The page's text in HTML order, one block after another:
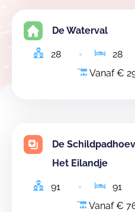
De Waterval
28 28
Vanaf €
De
Het Eilandje
91 91
Vanaf €